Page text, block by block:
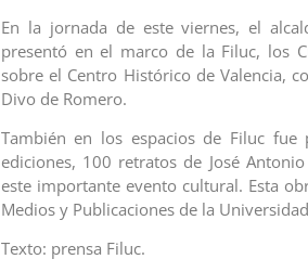
En la jornada de este viernes, el
presentó en el marco de la Filuc, los
sobre el Centro Histórico de Valencia,
Divo de Romero.
También en los espacios de Filuc
ediciones, 100 retratos de José
este importante evento cultural. Esta
Medios y Publicaciones de la
Texto: prensa Filuc.